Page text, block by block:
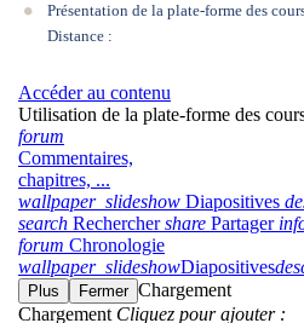
Présentation de la plate-forme des
Distance :